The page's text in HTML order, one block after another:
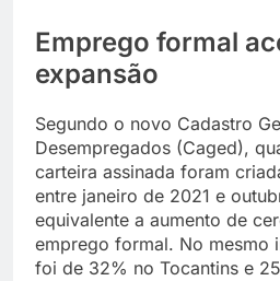
Emprego formal
expansão
Segundo o novo Cadastro
Desempregados (Caged),
carteira assinada foram
entre janeiro de 2021 e
equivalente a aumento de
emprego formal. No mesmo
foi de 32% no Tocantins e